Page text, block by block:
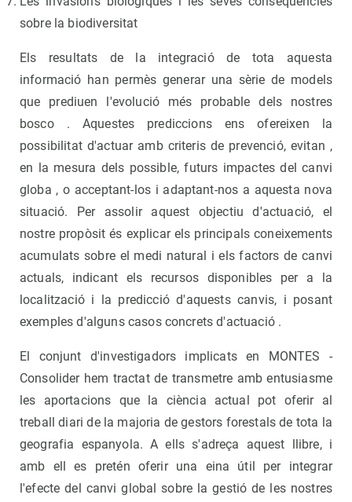
sobre la biodiversitat
Els resultats de la integració de tota aquesta
informació han permès generar una sèrie de models
que prediuen l'evolució més probable dels nostres
bosco . Aquestes prediccions ens ofereixen la
possibilitat d'actuar amb criteris de prevenció, evitan ,
en la mesura dels possible, futurs impactes del canvi
globa , o acceptant-los i adaptant-nos a aquesta nova
situació. Per assolir aquest objectiu d'actuació, el
nostre propòsit és explicar els principals coneixements
acumulats sobre el medi natural i els factors de canvi
actuals, indicant els recursos disponibles per a la
localització i la predicció d'aquests canvis, i posant
exemples d'alguns casos concrets d'actuació .
El conjunt d'investigadors implicats en MONTES -
Consolider hem tractat de transmetre amb entusiasme
les aportacions que la ciència actual pot oferir al
treball diari de la majoria de gestors forestals de tota la
geografia espanyola. A ells s'adreça aquest llibre, i
amb ell es pretén oferir una eina útil per integrar
l'efecte del canvi global sobre la gestió de les nostres